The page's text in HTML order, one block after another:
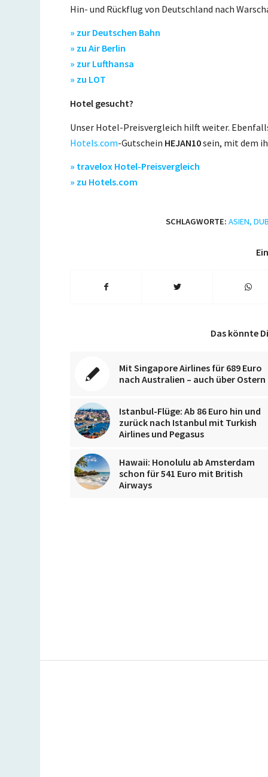
Hin- und Rückflug von Deutschland nach
» zur Deutschen Bahn
» zu Air Berlin
» zur Lufthansa
» zu LOT
Hotel gesucht?
Unser Hotel-Preisvergleich hilft weiter.
Hotels.com-Gutschein HEJAN10sein, mit dem
» travelox Hotel-Preisvergleich
» zu Hotels.com
SCHLAGWORTE: ASIEN,
Das könnte
Mit Singapore Airlines für 689 Euro
nach Australien – auch über Ostern
Istanbul-Flüge: Ab 86 Euro hin und
zurück nach Istanbul mit Turkish
Airlines und Pegasus
Hawaii: Honolulu ab Amsterdam
schon für 541 Euro mit British
Airways